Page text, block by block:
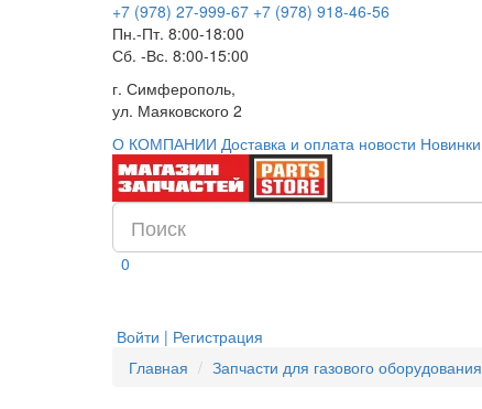
+7 (978) 27-999-67 +7 (978) 918-46-56
Пн.-Пт. 8:00-18:00
Сб. -Вс. 8:00-15:00
г. Симферополь,
ул. Маяковского 2
О КОМПАНИИ Доставка и оплата новости Новинки
0
Войти | Регистрация
Главная
Запчасти для газового оборудования